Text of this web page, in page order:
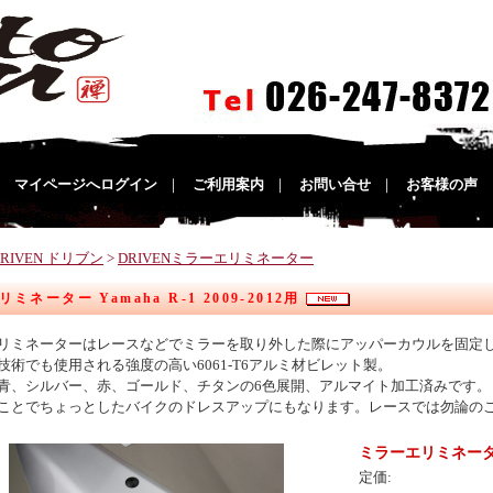
マイページへログイン ご利用案内 お問い合せ お客様の声
ドリブン > DRIVENミラーエリミネーター
ミネーター Yamaha R-1 2009-2012用
ミネーターはレースなどでミラーを取り外した際にアッパーカウルを固定
術でも使用される強度の高い6061-T6アルミ材ビレット製。
、シルバー、赤、ゴールド、チタンの6色展開、アルマイト加工済みです。
とでちょっとしたバイクのドレスアップにもなります。レースでは勿論の
ミラーエリミネー
定価: